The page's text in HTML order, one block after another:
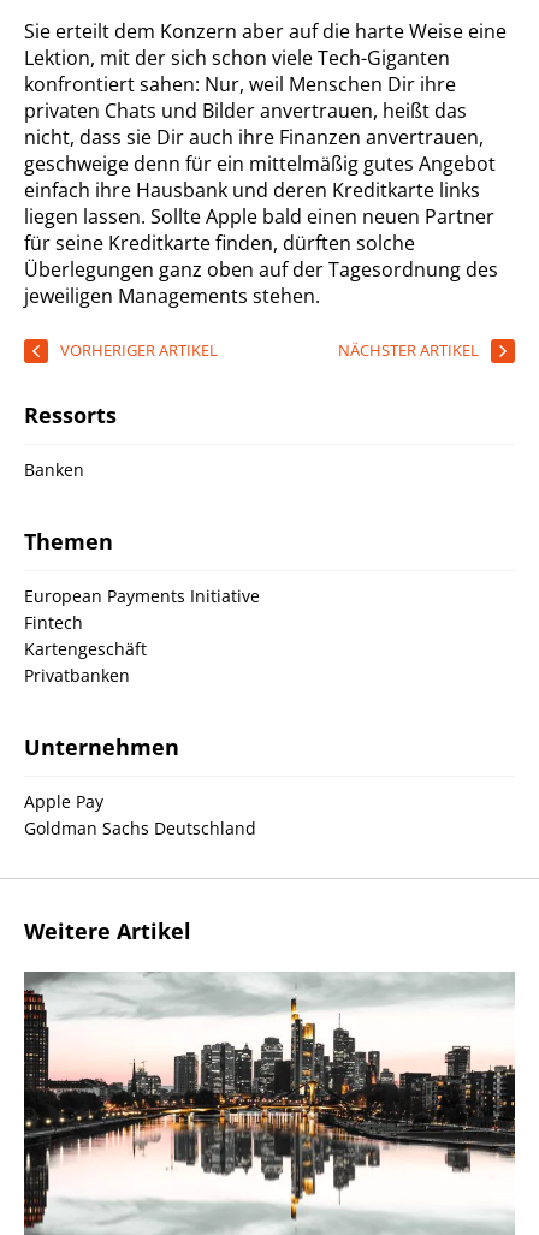
Sie erteilt dem Konzern aber auf die harte Weise eine
Lektion, mit der sich schon viele Tech-Giganten
konfrontiert sahen: Nur, weil Menschen Dir ihre
privaten Chats und Bilder anvertrauen, heißt das
nicht, dass sie Dir auch ihre Finanzen anvertrauen,
geschweige denn für ein mittelmäßig gutes Angebot
einfach ihre Hausbank und deren Kreditkarte links
liegen lassen. Sollte Apple bald einen neuen Partner
für seine Kreditkarte finden, dürften solche
Überlegungen ganz oben auf der Tagesordnung des
jeweiligen Managements stehen.
VORHERIGER ARTIKEL NÄCHSTER ARTIKEL
Ressorts
Banken
Themen
European Payments Initiative
Fintech
Kartengeschäft
Privatbanken
Unternehmen
Apple Pay
Goldman Sachs Deutschland
Weitere Artikel